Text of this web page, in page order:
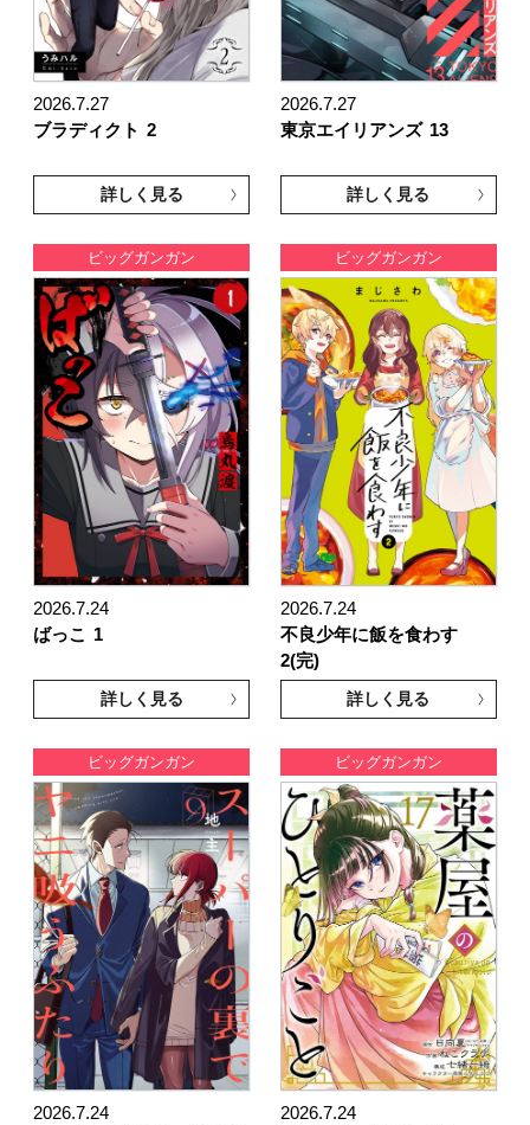
2026.7.27
ブラディクト 2
詳しく見る
2026.7.27
東京エイリアンズ 13
詳しく見る
ビッグガンガン
2026.7.24
ばっこ
1
詳しく見る
ビッグガンガン
2026.7.24
不良少年に飯を食わす
2(完)
詳しく見る
ビッグガンガン
2026.7.24
ビッグガンガン
2026.7.24